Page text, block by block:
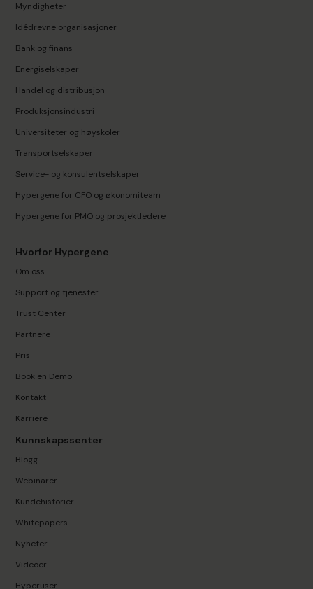
Myndigheter
Idédrevne organisasjoner
Bank og finans
Energiselskaper
Handel og distribusjon
Produksjonsindustri
Universiteter og høyskoler
Transportselskaper
Service- og konsulentselskaper
Hypergene for CFO og økonomiteam
Hypergene for PMO og prosjektledere
Hvorfor Hypergene
Om oss
Support og tjenester
Trust Center
Partnere
Pris
Book en Demo
Kontakt
Karriere
Kunnskapssenter
Blogg
Webinarer
Kundehistorier
Whitepapers
Nyheter
Videoer
Hyperuser